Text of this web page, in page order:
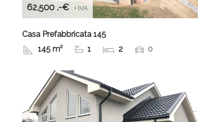
62,500 .-€ + IVA
Casa Prefabbricata 145
145 m²
1 2 0